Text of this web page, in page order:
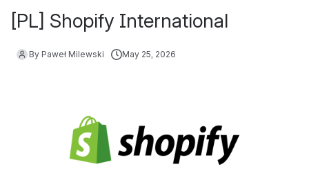
[PL] Shopify International
By Paweł Milewski May 25, 2026